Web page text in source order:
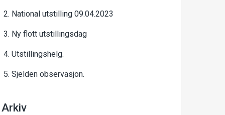
National utstilling 09.04.2023
Ny flott utstillingsdag
Utstillingshelg.
Sjelden observasjon.
Arkiv